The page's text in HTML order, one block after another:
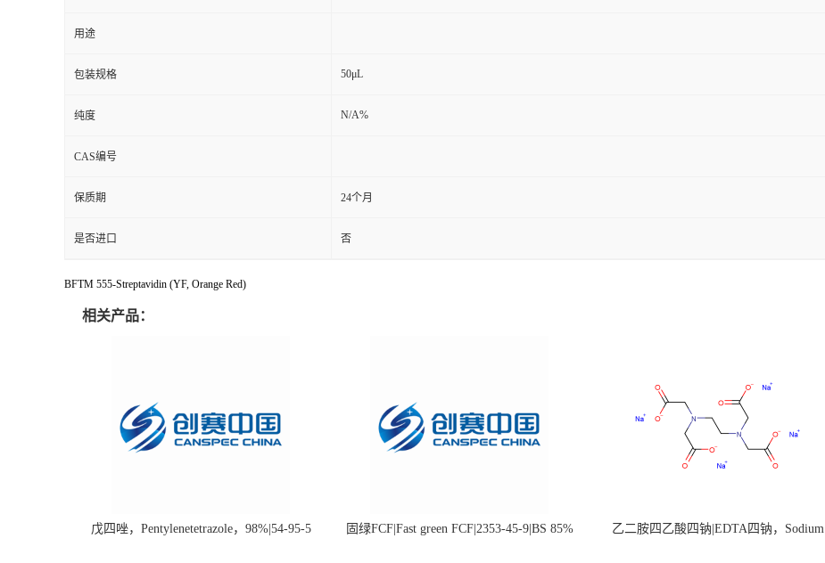
用途
包装规格 50μL
纯度 N/A%
CAS编号
保质期 24个月
是否进口 否
BFTM 555-Streptavidin (YF, Orange Red)
相关产品：
戊四唑，Pentylenetetrazole，98%|54-95-5 固绿FCF|Fast green FCF|2353-45-9|BS 85%
乙二胺四乙酸四钠|EDTA四钠，Sodium